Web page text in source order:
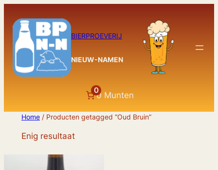
naar
inhoud
BIERPROEVERIJ
NIEUW-NAMEN
0
0 Munten
Home/ Producten getagged “Oud Bruin”
Enig resultaat